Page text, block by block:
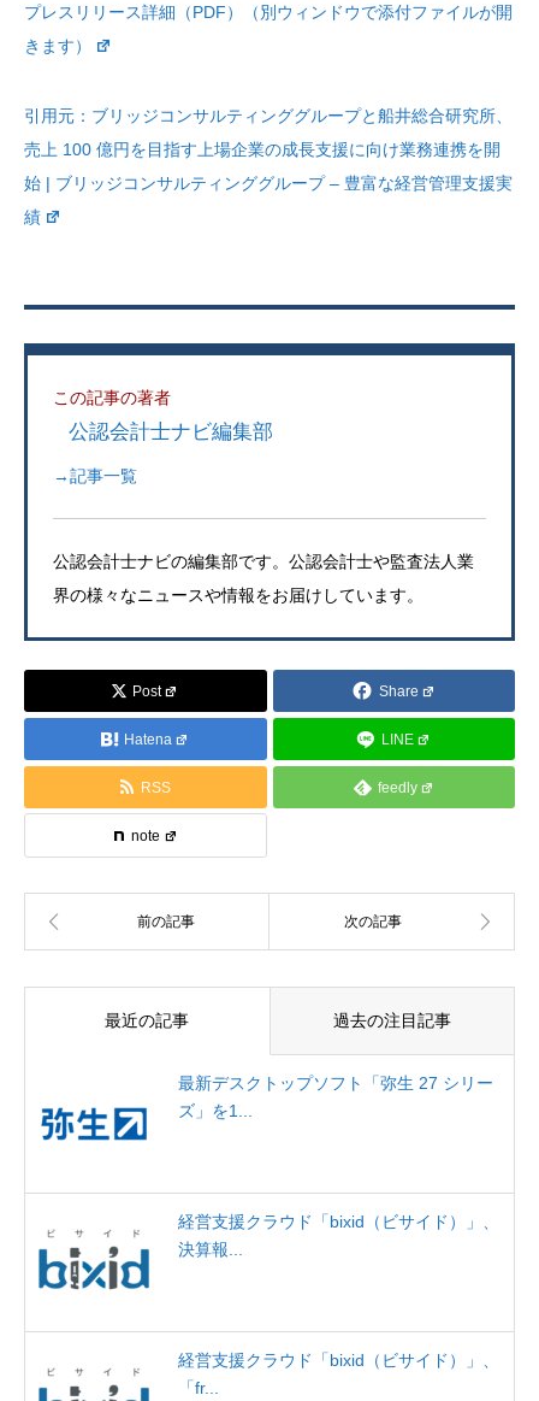
プレスリリース詳細（PDF）（別ウィンドウで添付ファイルが開
きます）
引用元： ブリッジコンサルティンググループと船井総合研究所、
売上 100 億円を目指す上場企業の成長支援に向け業務連携を開
始 | ブリッジコンサルティンググループ – 豊富な経営管理支援実
績
この記事の著者
公認会計士ナビ編集部
→記事一覧
公認会計士ナビの編集部です。公認会計士や監査法人業
界の様々なニュースや情報をお届けしています。
Post Share
Hatena LINE
RSS feedly
note
最近の記事 過去の注目記事
最新デスクトップソフト「弥生 27 シリー
ズ」を1...
経営支援クラウド「bixid（ビサイド）」、
決算報...
経営支援クラウド「bixid（ビサイド）」、
「fr...